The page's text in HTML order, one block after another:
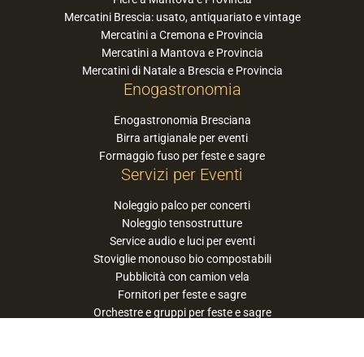
Mercatini Brescia: usato, antiquariato e vintage
Mercatini a Cremona e Provincia
Mercatini a Mantova e Provincia
Mercatini di Natale a Brescia e Provincia
Enogastronomia
Enogastronomia Bresciana
Birra artigianale per eventi
Formaggio fuso per feste e sagre
Servizi per Eventi
Noleggio palco per concerti
Noleggio tensostrutture
Service audio e luci per eventi
Stoviglie monouso bio compostabili
Pubblicità con camion vela
Fornitori per feste e sagre
Orchestre e gruppi per feste e sagre